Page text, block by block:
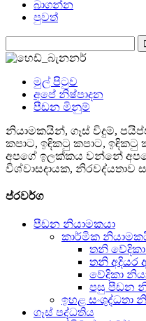
බාගන්න
පුවත්
මුල් පිටුව
අපේ නිෂ්පාදන
පීඩන මිනුම්
නියාමකයින්, ගෑස් විදුම්,
කපාට, ඉඳිකටු කපාට, ඉඳිකටු
අපගේ ඉලක්කය වන්නේ
විශ්වාසදායක, නිරවද්යතාව
ප්රවර්ග
පීඩන නියාමකයා
කාර්මික
තනි
තනි අදියර
වේදිකා
පසු පීඩන
ඉහළ සංශුද්ධතා
ගෑස් පද්ධතිය